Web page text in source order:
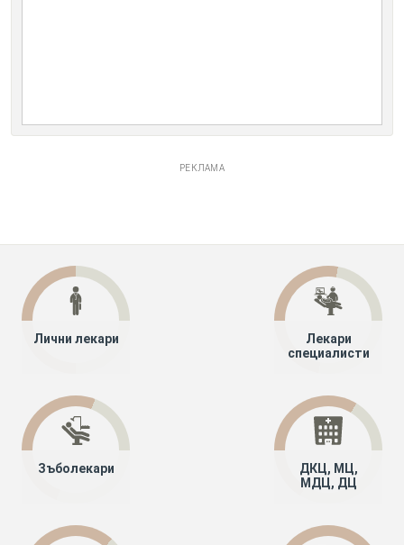
РЕКЛАМА
Лични лекари
Лекари
специалисти
Зъболекари
ДКЦ, МЦ,
МДЦ, ДЦ